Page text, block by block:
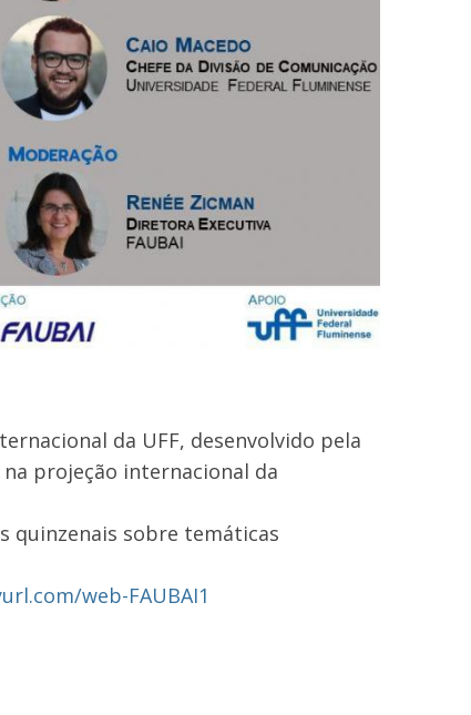
da UFF, desenvolvido pela
projeção internacional da
quinzenais sobre temáticas
web-FAUBAI1